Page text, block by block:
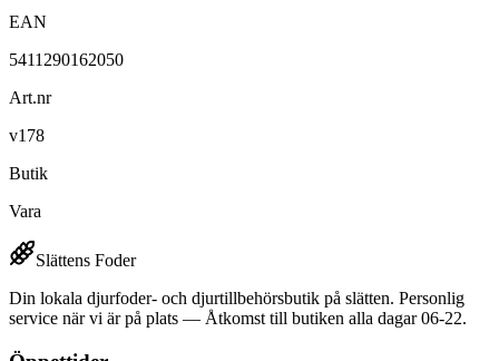
EAN
5411290162050
Art.nr
v178
Butik
Vara
Slättens Foder
Din lokala djurfoder- och djurtillbehörsbutik på slätten. Personlig
service när vi är på plats — Åtkomst till butiken alla dagar 06-22.